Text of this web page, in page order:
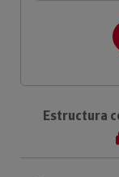
Estructura